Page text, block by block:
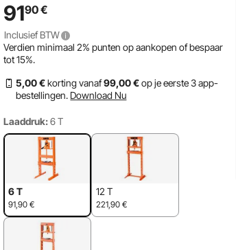
9190€
Inclusief BTW
Verdien minimaal2% punten op aankopen of bespaar
tot15%.
5,00 €korting vanaf99,00 €op je eerste 3 app-
bestellingen. Download Nu
Laaddruk: 6 T
6 T
91,90 €
12 T
221,90 €